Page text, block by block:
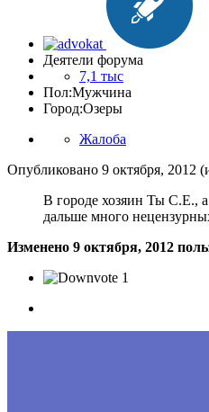
Деятели форума
7,1 тыс
Пол:Мужчина
Город:Озеры
Жалоба
Опубликовано 9 октября, 2012
В городе хозяин Ты С.Е., а
дальше много
Изменено 9 октября, 2012
1